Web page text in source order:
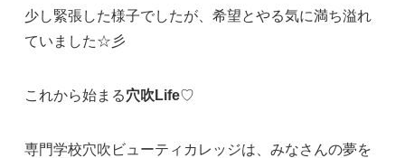
少し緊張した様子でしたが、希望とやる気に満ち溢れ
ていました☆彡
これから始まる穴吹Life♡
専門学校穴吹ビューティカレッジは、みなさんの夢を